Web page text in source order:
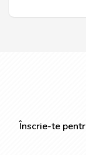
Înscrie-te